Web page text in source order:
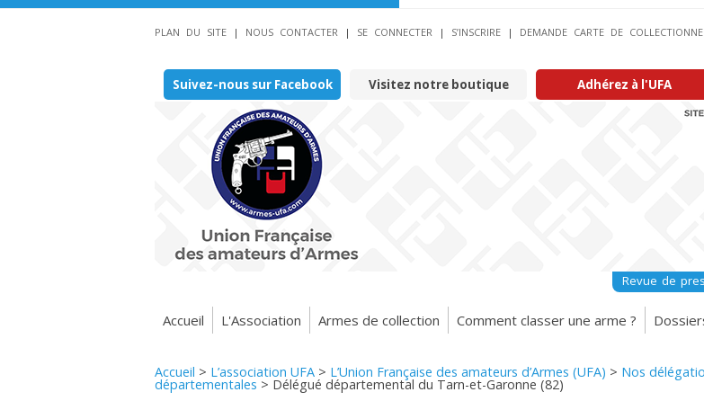
PLAN DU SITE | NOUS CONTACTER | SE CONNECTER | S’INSCRIRE | DEMANDE CARTE DE
Suivez-nous sur Facebook Visitez notre boutique Adhérez à l'UFA
Revue de
Accueil L'Association Armes de collection Comment classer une arme ?
Accueil > L’association UFA > L’Union Française des amateurs d’Armes (UFA) > Nos
départementales > Délégué départemental du Tarn-et-Garonne (82)